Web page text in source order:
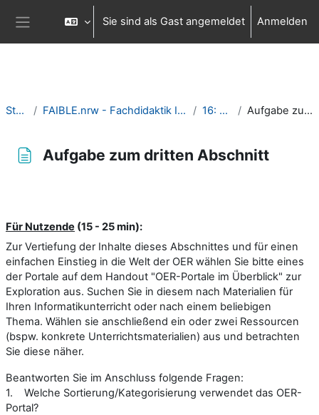
Website-Übersicht
Sie sind als Gast angemeldet Anmelden
Startseite FAIBLE.nrw - Fachdidaktik Informatik in Bausteinen für die Lehre 16: OER Zyklus Aufgabe zum dritten Abschnitt
Aufgabe zum dritten Abschnitt
Für Nutzende (15 - 25 min):
Zur Vertiefung der Inhalte dieses Abschnittes und für einen
einfachen Einstieg in die Welt der OER wählen Sie bitte eines
der Portale auf dem Handout "OER-Portale im Überblick" zur
Exploration aus. Suchen Sie in diesem nach Materialien für
Ihren Informatikunterricht oder nach einem beliebigen
Thema. Wählen sie anschließend ein oder zwei Ressourcen
(bspw. konkrete Unterrichtsmaterialien) aus und betrachten
Sie diese näher.
Beantworten Sie im Anschluss folgende Fragen:
1. Welche Sortierung/Kategorisierung verwendet das OER-
Portal?